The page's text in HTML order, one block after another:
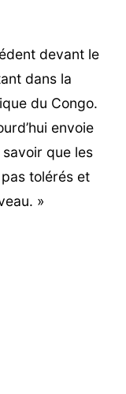
devant le
dans la
du Congo.
envoie
que les
tolérés et
»